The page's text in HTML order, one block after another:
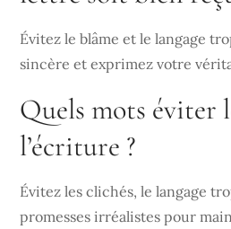
Évitez le blâme et le langage
sincère et exprimez votre
Quels mots éviter
l’écriture ?
Évitez les clichés, le langage
promesses irréalistes pour